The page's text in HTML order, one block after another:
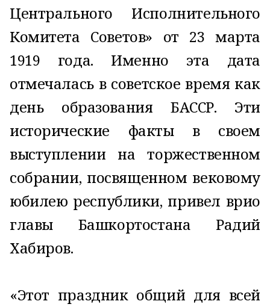
Центрального Исполнительного
Комитета Советов» от 23 марта
1919 года. Именно эта дата
отмечалась в советское время как
день образования БАССР. Эти
исторические факты в своем
выступлении на торжественном
собрании, посвященном вековому
юбилею республики, привел врио
главы Башкортостана Радий
Хабиров.
«Этот праздник общий для всей